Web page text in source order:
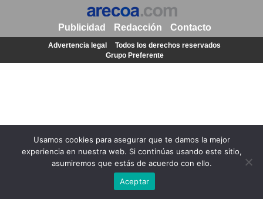
Usamos cookies para asegurar que te damos la mejor
experiencia en nuestra web. Si continúas usando este sitio,
asumiremos que estás de acuerdo con ello.
Aceptar
Publicidad Redacción Contacto
Advertencia legal
Todos los derechos reservados
Grupo Preferente